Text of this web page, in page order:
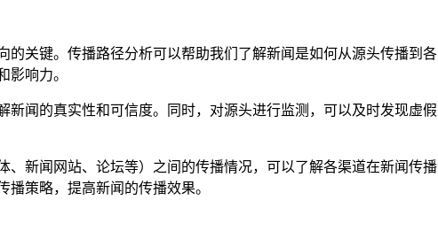
的关键。传播路径分析可以帮助我们了解新闻是如何从源头传播到各
影响力。
新闻的真实性和可信度。同时，对源头进行监测，可以及时发现虚假
、新闻网站、论坛等）之间的传播情况，可以了解各渠道在新闻传播
策略，提高新闻的传播效果。